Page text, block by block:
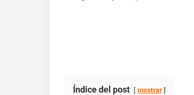
Índice del post mostrar